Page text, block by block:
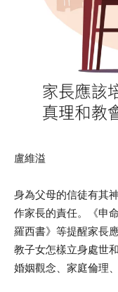
盧維溢
身為父母的信徒有其
作家長的責任。《申
羅西書》等提醒家長
教子女怎樣立身處世
婚姻觀念、家庭倫理